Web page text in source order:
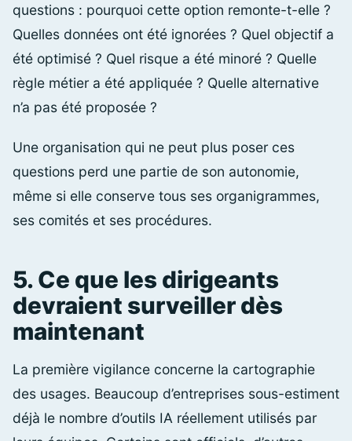
questions : pourquoi cette option remonte-t-elle ?
Quelles données ont été ignorées ? Quel objectif a
été optimisé ? Quel risque a été minoré ? Quelle
règle métier a été appliquée ? Quelle alternative
n’a pas été proposée ?
Une organisation qui ne peut plus poser ces
questions perd une partie de son autonomie,
même si elle conserve tous ses organigrammes,
ses comités et ses procédures.
5. Ce que les dirigeants
devraient surveiller dès
maintenant
La première vigilance concerne la cartographie
des usages. Beaucoup d’entreprises sous-estiment
déjà le nombre d’outils IA réellement utilisés par